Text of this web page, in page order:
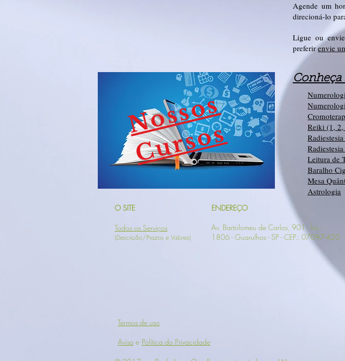
Agende um
direcioná-lo
Ligue ou
preferirenvie
Nossos
Cursos
Conheça
Reiki (1, 2,
Leitura de
Baralho
Mesa
Astrologia
O SITE
Todos os Serviços
(Descrição/Prazos e Valores)
ENDEREÇO
Av. Bartolomeu de Carlos, 901 - Íris -
1806 - Guarulhos - SP- CEP.: 07097-420
Termos de uso
Política do Privacidade
Aviso e